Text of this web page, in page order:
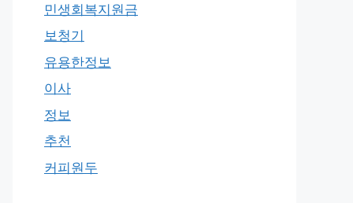
민생회복지원금
보청기
유용한정보
이사
정보
추천
커피원두